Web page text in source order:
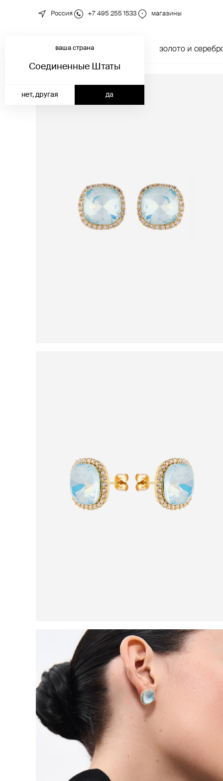
Россия +7 495 255 1533 магазины
новинки золото и
ваша страна
Соединенные Штаты
да
нет, другая